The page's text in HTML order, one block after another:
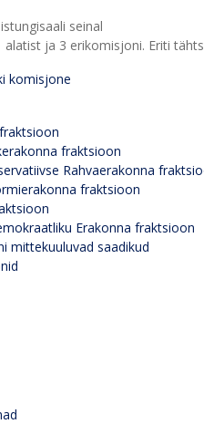
alatist ja 3 erikomisjoni. Eriti
komisjone
fraktsioon
Rahvaerakonna
fraktsioon
Erakonna fraktsioon
mittekuuluvad saadikud